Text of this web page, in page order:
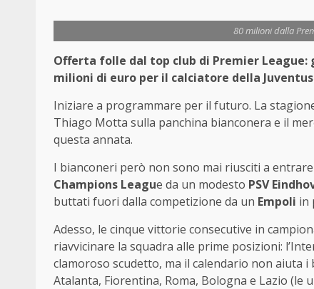
80 milioni dalla
Offerta folle dal top club di Premier
milioni di euro per il calciatore della
Iniziare a programmare per il futuro. La
Thiago Motta sulla panchina bianconera e il
questa annata.
I bianconeri però non sono mai riusciti a
Champions League da un modesto PSV
buttati fuori dalla competizione da un Empoli in
Adesso, le cinque vittorie consecutive in
riavvicinare la squadra alle prime posizioni:
clamoroso scudetto, ma il calendario non aiuta
Atalanta, Fiorentina, Roma, Bologna e Lazio